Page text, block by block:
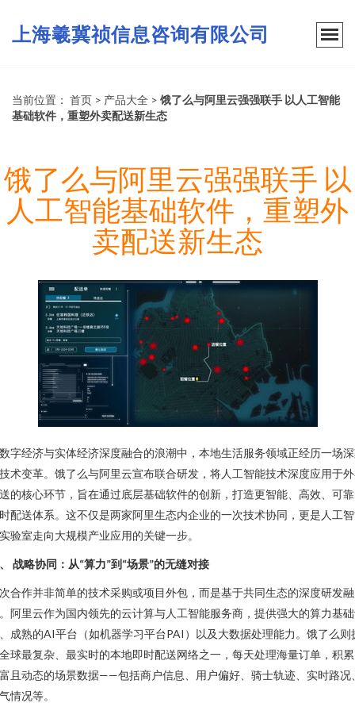
上海羲冀祯信息咨询有限公司
当前位置： 首页 > 产品大全 > 饿了么与阿里云强强联手 以人工智能
基础软件，重塑外卖配送新生态
饿了么与阿里云强强联手 以
人工智能基础软件，重塑外
卖配送新生态
字经济与实体经济深度融合的浪潮中，本地生活服务领域正经历一场
术变革。饿了么与阿里云宣布联合研发，将人工智能技术深度应用于
的核心环节，旨在通过底层基础软件的创新，打造更智能、高效、可
配送体系。这不仅是两家阿里生态内企业的一次技术协同，更是人工
验室走向大规模产业应用的关键一步。
战略协同：从“算力”到“场景”的无缝对接
合作并非简单的技术采购或项目外包，而是基于共同生态的深度研发融
阿里云作为国内领先的云计算与人工智能服务商，提供强大的算力基
成熟的AI平台（如机器学习平台PAI）以及大数据处理能力。饿了么则
球最复杂、最实时的本地即时配送网络之一，每天处理海量订单，积
且动态的场景数据——包括商户信息、用户偏好、骑士轨迹、实时路况
情况等。